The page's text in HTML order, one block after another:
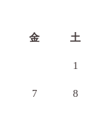
金 土
1
7 8